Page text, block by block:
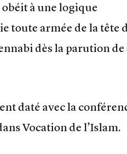
à une logique
toute armée de la tête
dès la parution de
daté avec la
Vocation de l’Islam.